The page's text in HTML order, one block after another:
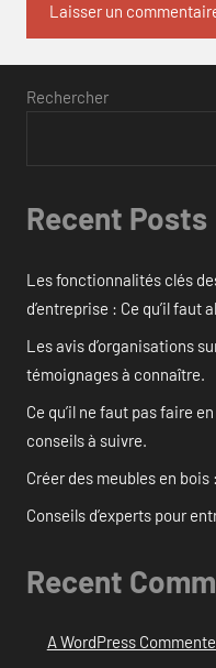
Rechercher
Recent Posts
Les fonctionnalités clés
d’entreprise : Ce qu’il faut
Les avis d’organisations
témoignages à connaître.
Ce qu’il ne faut pas faire
conseils à suivre.
Créer des meubles en
Conseils d’experts pour
Recent
A WordPress